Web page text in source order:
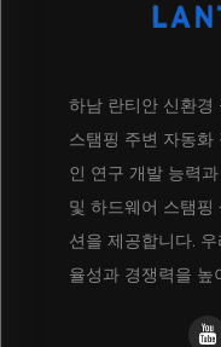
하남 란티안 신환경
스탬핑 주변 자동화
인 연구 개발 능력
및 하드웨어 스탬핑
션을 제공합니다.
율성과 경쟁력을 높